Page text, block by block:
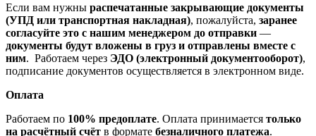
Если вам нужны распечатанные закрывающие документы
(УПД или транспортная накладная), пожалуйста, заранее
согласуйте это с нашим менеджером до отправки —
документы будут вложены в груз и отправлены вместе с
ним. Работаем через ЭДО (электронный документооборот),
подписание документов осуществляется в электронном виде.
Оплата
Работаем по 100% предоплате. Оплата принимается только
на расчётный счёт в формате безналичного платежа.